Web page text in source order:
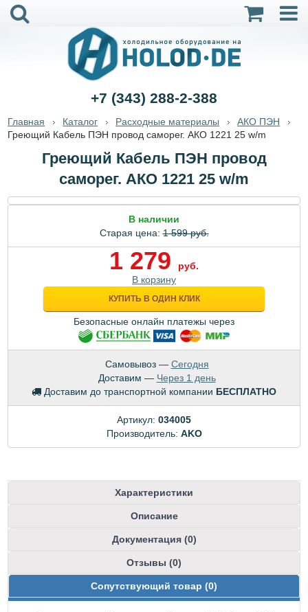
+7 (343) 288-2-388
Главная Каталог Расходные материалы
АКО ПЭН
Греющий Кабель ПЭН провод саморег. АКО 1221 25 w/m
Греющий Кабель ПЭН провод
саморег. АКО 1221 25 w/m
В наличии
Старая цена:1 599 руб.
1 279
руб.
В корзину
КУПИТЬ В ОДИН КЛИК
Безопасные онлайн платежы через
Самовывоз — Сегодня
Доставим — Через 1 день
Доставим до транспортной компании БЕСПЛАТНО
Артикул: 034005
Производитель: AKO
Характеристики
Описание
Документация (0)
Отзывы (0)
Сопутствующий товар (0)